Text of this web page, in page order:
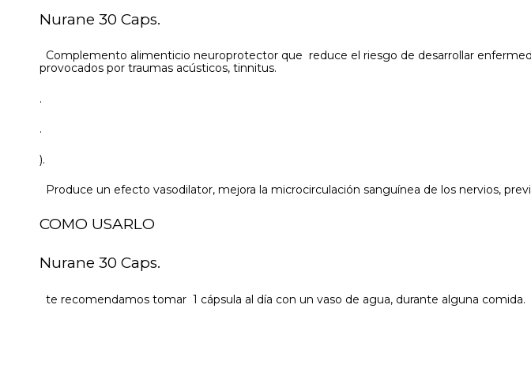
Nurane 30 Caps.
Complemento alimenticio neuroprotector que reduce el riesgo de desarrollar
provocados por traumas acústicos, tinnitus.
.
.
).
Produce un efecto vasodilator, mejora la microcirculación sanguínea de los nervios,
COMO USARLO
Nurane 30 Caps.
te recomendamos tomar 1 cápsula al día con un vaso de agua, durante alguna comida.